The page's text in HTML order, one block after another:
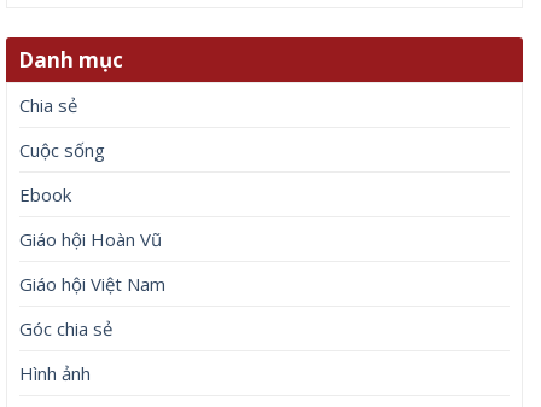
Danh mục
Chia sẻ
Cuộc sống
Ebook
Giáo hội Hoàn Vũ
Giáo hội Việt Nam
Góc chia sẻ
Hình ảnh